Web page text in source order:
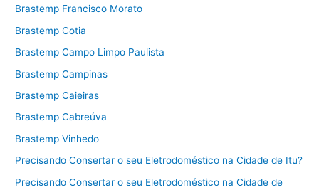
Brastemp Francisco Morato
Brastemp Cotia
Brastemp Campo Limpo Paulista
Brastemp Campinas
Brastemp Caieiras
Brastemp Cabreúva
Brastemp Vinhedo
Precisando Consertar o seu Eletrodoméstico na Cidade de Itu?
Precisando Consertar o seu Eletrodoméstico na Cidade de